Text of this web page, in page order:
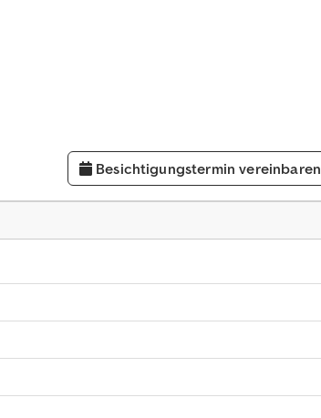
Besichtigungstermin vereinbaren